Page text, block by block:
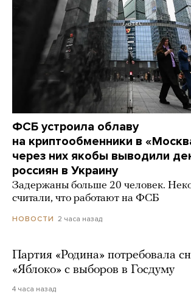
ФСБ устроила облаву
на криптообменники в
через них якобы выводили
россиян в Украину
Задержаны больше 20 человек.
считали, что работают на ФСБ
НОВОСТИ 2 часа назад
Партия «Родина» потребовала
«Яблоко» с выборов в Госдуму
4 часа назад